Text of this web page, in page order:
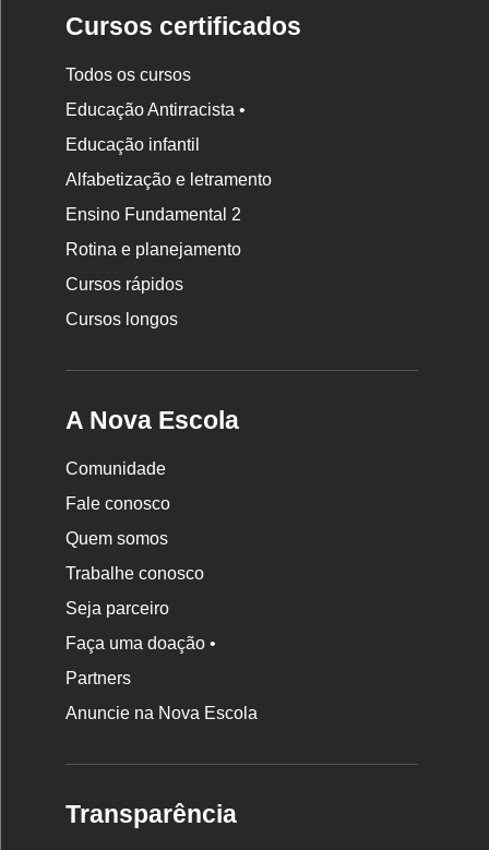
Cursos certificados
Todos os cursos
Educação Antirracista •
Educação infantil
Alfabetização e letramento
Ensino Fundamental 2
Rotina e planejamento
Cursos rápidos
Cursos longos
A Nova Escola
Comunidade
Fale conosco
Quem somos
Trabalhe conosco
Seja parceiro
Faça uma doação •
Partners
Anuncie na Nova Escola
Transparência